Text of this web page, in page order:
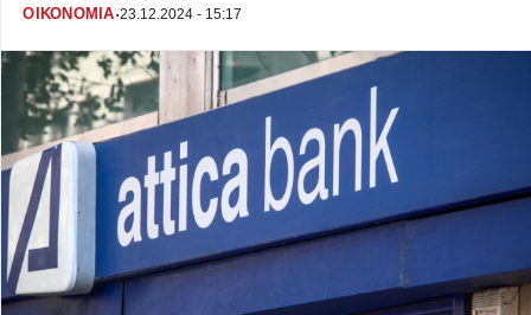
ΟΙΚΟΝΟΜΙΑ·23.12.2024 - 15:17